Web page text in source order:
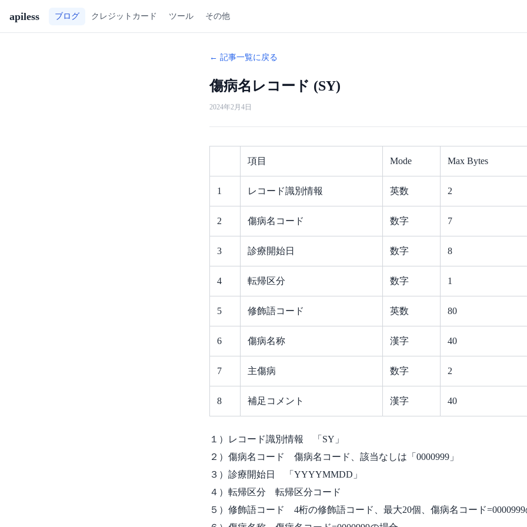
apiless ブログ クレジットカード ツール その他
← 記事一覧に戻る
傷病名レコード (SY)
2024年2月4日
項目 Mode Max Bytes
1 レコード識別情報 英数 2
2 傷病名コード 数字 7
3 診療開始日 数字 8
4 転帰区分 数字 1
5 修飾語コード 英数 80
6 傷病名称 漢字 40
7 主傷病 数字 2
8 補足コメント 漢字 40
１）レコード識別情報 「SY」
２）傷病名コード 傷病名コード、該当なしは「0000999」
３）診療開始日 「YYYYMMDD」
４）転帰区分 転帰区分コード
５）修飾語コード 4桁の修飾語コード、最大20個、傷病名コード